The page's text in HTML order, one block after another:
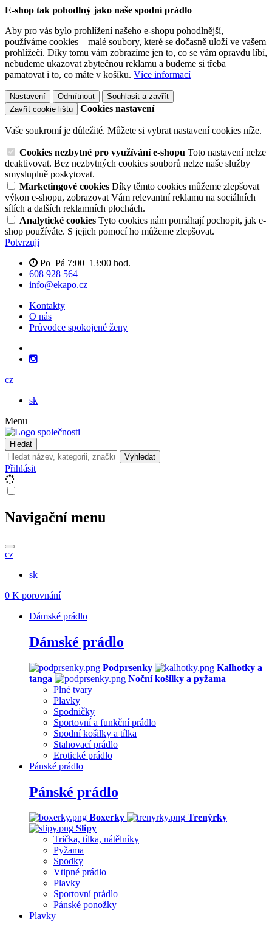
E-shop tak pohodlný jako naše spodní prádlo
Aby pro vás bylo prohlížení našeho e-shopu pohodlnější,
používáme cookies – malé soubory, které se dočasně uloží ve vašem
prohlížeči. Díky tomu vám zobrazíme jen to, co se vám opravdu líbí,
nebudeme ukazovat zbytečnou reklamu a budeme si třeba
pamatovat i to, co máte v košíku. Více informací
Nastavení Odmítnout
Souhlasit a zavřít
Zavřít cookie lištu
Cookies nastavení
Vaše soukromí je důležité. Můžete si vybrat nastavení cookies níže.
Cookies nezbytné pro využívání e-shopu Toto nastavení nelze
deaktivovat. Bez nezbytných cookies souborů nelze naše služby
smysluplně poskytovat.
Marketingové cookies Díky těmto cookies můžeme zlepšovat
výkon e-shopu, zobrazovat Vám relevantní reklamu na sociálních
sítích a dalších reklamních plochách.
Analytické cookies Tyto cookies nám pomáhají pochopit, jak e-
shop používáte. S jejich pomocí ho můžeme zlepšovat.
Potvrzuji
Po–Pá 7:00–13:00 hod.
608 928 564
info@ekapo.cz
Kontakty
O nás
Průvodce spokojené ženy
cz
sk
Menu
Hledat
Vyhledat
Přihlásit
Navigační menu
cz
sk
0 K porovnání
Dámské prádlo
Dámské prádlo
Podprsenky
Kalhotky a
tanga
Noční košilky a pyžama
Plné tvary
Plavky
Spodničky
Sportovní a funkční prádlo
Spodní košilky a tílka
Stahovací prádlo
Erotické prádlo
Pánské prádlo
Pánské prádlo
Boxerky
Trenýrky
Slipy
Trička, tílka, nátělníky
Pyžama
Spodky
Vtipné prádlo
Plavky
Sportovní prádlo
Pánské ponožky
Plavky